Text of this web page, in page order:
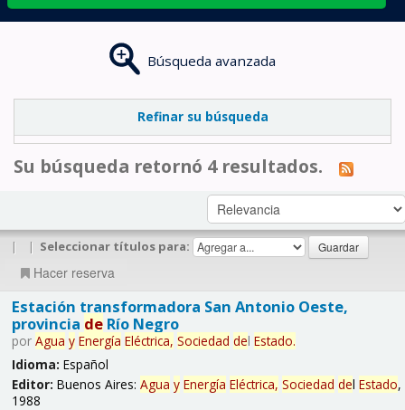
Búsqueda avanzada
Refinar su búsqueda
Su búsqueda retornó 4 resultados.
| | Seleccionar títulos para:
Hacer reserva
Estación transformadora San Antonio Oeste,
provincia deRío Negro
por Agua y Energía Eléctrica, Sociedad del Estado.
Idioma: Español
Editor: Buenos Aires: Agua y Energía Eléctrica, Sociedad del Estado,
1988